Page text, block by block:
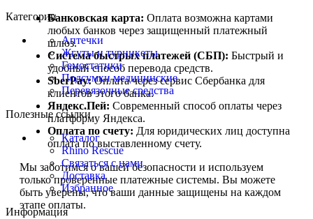
Банковская карта: Оплата возможна картами
любых банков через защищенный платежный
шлюз.
Система быстрых платежей (СБП): Быстрый и
удобный способ перевода средств.
SberPay:Оплата через сервис Сбербанка для
клиентов этого банка.
Яндекс.Пей: Современный способ оплаты через
платформу Яндекса.
Оплата по счету: Для юридических лиц доступна
оплата по выставленному счету.
Мы заботимся о вашей безопасности и используем
только проверенные платежные системы. Вы можете
быть уверены, что ваши данные защищены на каждом
этапе оплаты.
Категории
Аптечки
Жгуты и турникеты
Гемостатики
Подсумки медицинские
Перевязочные средства
Полезные ссылки
Каталог
Rhino Rescue
Связаться с нами
Доставка
Избранное
Информация